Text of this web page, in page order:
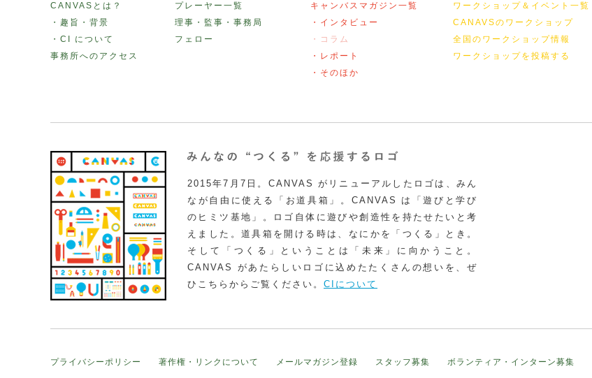
CANVASとは？
・趣旨・背景
・CI について
事務所へのアクセス
プレーヤー一覧
理事・監事・事務局
フェロー
キャンバスマガジン一覧
・インタビュー
・コラム
・レポート
・そのほか
ワークショップ＆イベント一覧
CANAVSのワークショップ
全国のワークショップ情報
ワークショップを投稿する
2015年7月7日。CANVAS がリニューアルしたロゴは、みん
なが自由に使える「お道具箱」。CANVAS は「遊びと学び
のヒミツ基地」。ロゴ自体に遊びや創造性を持たせたいと考
えました。道具箱を開ける時は、なにかを「つくる」とき。
そして「つくる」ということは「未来」に向かうこと。
CANVAS があたらしいロゴに込めたたくさんの想いを、ぜ
ひこちらからご覧ください。 CIについて
プライバシーポリシー 著作権・リンクについて メールマガジン登録 スタッフ募集 ボランティア・インターン募集